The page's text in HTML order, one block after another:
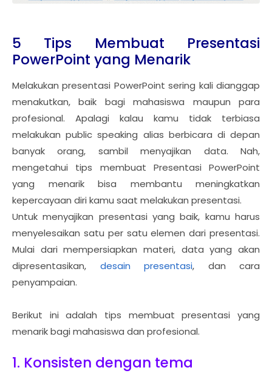
5 Tips Membuat Presentasi
PowerPoint yang Menarik
Melakukan presentasi PowerPoint sering kali dianggap
menakutkan, baik bagi mahasiswa maupun para
profesional. Apalagi kalau kamu tidak terbiasa
melakukan public speaking alias berbicara di depan
banyak orang, sambil menyajikan data. Nah,
mengetahui tips membuat Presentasi PowerPoint
yang menarik bisa membantu meningkatkan
kepercayaan diri kamu saat melakukan presentasi.
Untuk menyajikan presentasi yang baik, kamu harus
menyelesaikan satu per satu elemen dari presentasi.
Mulai dari mempersiapkan materi, data yang akan
dipresentasikan, desain presentasi, dan cara
penyampaian.
Berikut ini adalah tips membuat presentasi yang
menarik bagi mahasiswa dan profesional.
1. Konsisten dengan tema